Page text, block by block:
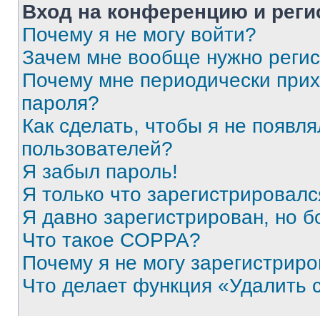
Вход на конференцию и
Почему я не могу войти?
Зачем мне вообще нужно
Почему мне периодически
пароля?
Как сделать, чтобы я не
пользователей?
Я забыл пароль!
Я только что
Я давно зарегистрирован, но
Что такое COPPA?
Почему я не могу
Что делает функция «Удалить